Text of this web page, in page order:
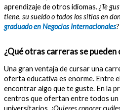
aprendizaje de otros idiomas.¿Te
tiene, su sueldo o todos los sitios en
graduado en Negocios Internacionales?
¿Qué otras carreras se pueden
Una gran ventaja de cursar una
oferta educativa es enorme. Entre
encontrar algo que te guste. En la
centros que ofertan entre todos un
universitarios.¿Quieres conocer